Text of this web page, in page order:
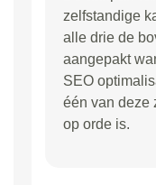
zelfstandige
alle drie de
aangepakt
SEO
één van deze
op orde is.